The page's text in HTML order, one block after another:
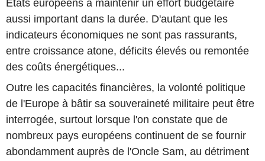
Etats européens à maintenir un effort budgétaire
aussi important dans la durée. D'autant que les
indicateurs économiques ne sont pas rassurants,
entre croissance atone, déficits élevés ou remontée
des coûts énergétiques...
Outre les capacités financières, la volonté politique
de l'Europe à bâtir sa souveraineté militaire peut être
interrogée, surtout lorsque l'on constate que de
nombreux pays européens continuent de se fournir
abondamment auprès de l'Oncle Sam, au détriment